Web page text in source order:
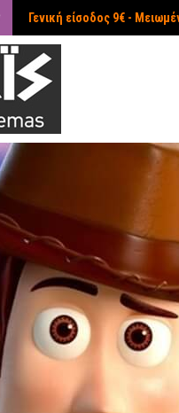
Γενική είσοδος 9€ -